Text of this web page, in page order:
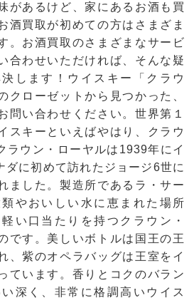
があるけど、家にあるお酒も買
酒買取が初めての方はさまざま
。お酒買取のさまざまなサービ
合わせいただければ、そんな疑
します！ウイスキー「クラウ
クローゼットから見つかった、
問い合わせください。世界第１
スキーといえばやはり、クラウ
ラウン・ローヤルは1939年にイ
ダに初めて訪れたジョージ6世に
ました。製造所であるラ・サー
やおいしい水に恵まれた場所
い口当たりを持つクラウン・
です。美しいボトルは国王の王
、紫のオペラバッグは王室をイ
ています。香りとコクのバラン
深く、非常に格調高いウイス